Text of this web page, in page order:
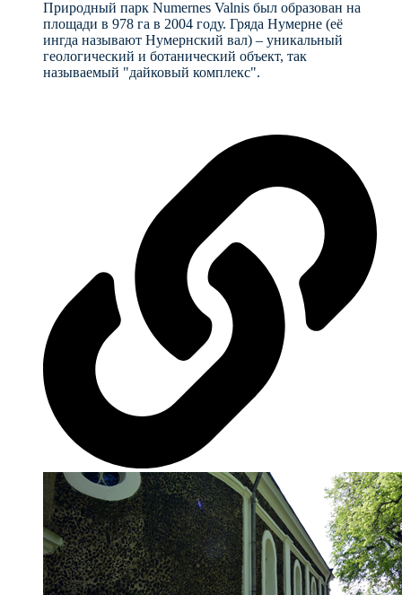
Природный парк Numernes Valnis был образован на
площади в 978 га в 2004 году. Гряда Нумерне (её
ингда называют Нумернский вал) – уникальный
геологический и ботанический объект, так
называемый "дайковый комплекс".